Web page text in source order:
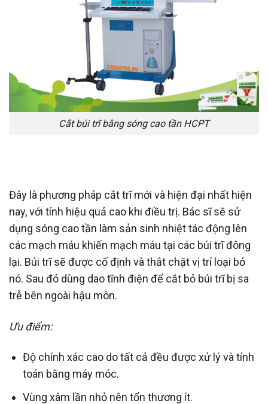
Cắt búi trĩ bằng sóng cao tần HCPT
Đây là phương pháp cắt trĩ mới và hiện đại nhất hiện
nay, với tính hiệu quả cao khi điều trị. Bác sĩ sẽ sử
dụng sóng cao tần làm sản sinh nhiệt tác động lên
các mạch máu khiến mạch máu tại các búi trĩ đông
lại. Búi trĩ sẽ được cố định và thắt chặt vị trí loại bỏ
nó. Sau đó dùng dao tĩnh điện để cắt bỏ búi trĩ bị sa
trễ bên ngoài hậu môn.
Ưu điểm:
Độ chính xác cao do tất cả đều được xử lý và tính
toán bằng máy móc.
Vùng xâm lần nhỏ nên tổn thương ít.